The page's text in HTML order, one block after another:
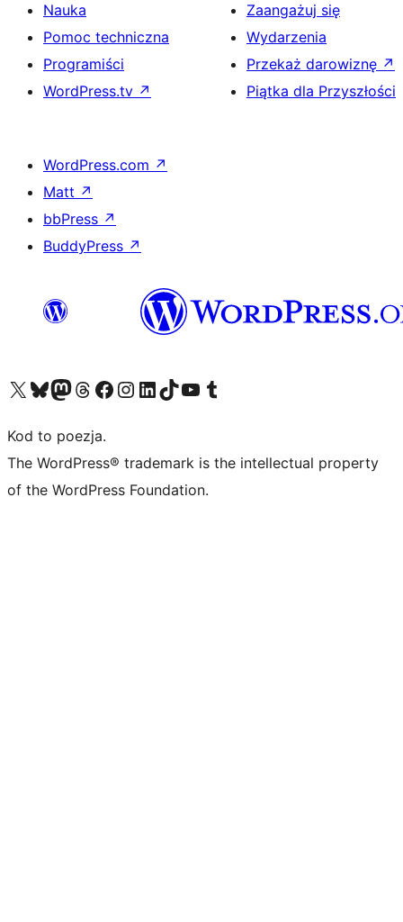
Nauka
Pomoc techniczna
Programiści
WordPress.tv ↗
Zaangażuj się
Wydarzenia
Przekaż darowiznę ↗
Piątka dla Przyszłości
WordPress.com ↗
Matt ↗
bbPress ↗
BuddyPress ↗
Odwiedź nasze konto X (dawniej Twitter)
Odwiedź nasze konto Bluesky
Odwiedź nasze konto na Mastodoncie
Odwiedź naszego Threadsa
Odwiedź naszego Facebooka
Odwiedź nasze konto na Instagramie
Odwiedź nasze konto na LinkedIn
Odwiedź naszego TikToka
Odwiedź nasz kanał YouTube
Odwiedź naszego Tumblra
Kod to poezja.
The WordPress® trademark is the intellectual property
of the WordPress Foundation.